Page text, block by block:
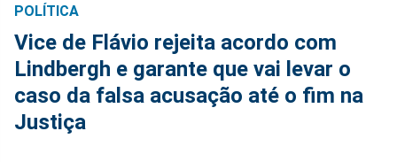
POLÍTICA
Vice de Flávio rejeita acordo com
Lindbergh e garante que vai levar o
caso da falsa acusação até o fim na
Justiça